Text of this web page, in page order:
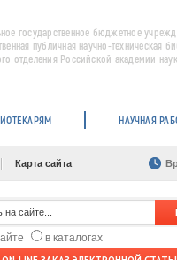
государственное бюджетное
публичная научно-техническая
отделения Российской академии наук
НАУЧНАЯ
Карта сайта
в каталогах